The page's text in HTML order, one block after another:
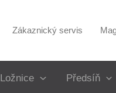
Zákaznický servis
Ložnice Předsíň